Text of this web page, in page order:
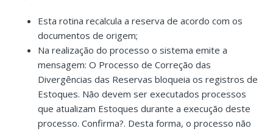
Esta rotina recalcula a reserva de acordo com os
documentos de origem;
Na realização do processo o sistema emite a
mensagem: O Processo de Correção das
Divergências das Reservas bloqueia os registros de
Estoques. Não devem ser executados processos
que atualizam Estoques durante a execução deste
processo. Confirma?. Desta forma, o processo não